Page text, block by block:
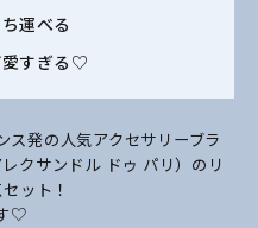
運べる
愛すぎる♡
発の人気アクセサリーブラ
クサンドル ドゥ パリ）のリ
ット！
♡